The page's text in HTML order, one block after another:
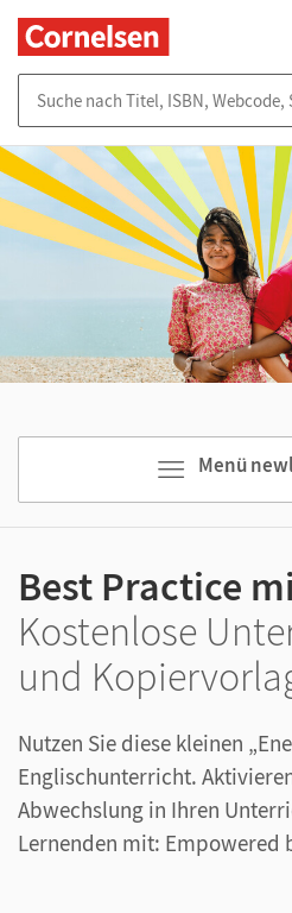
Menü
Best Practice
Kostenlose
und
Nutzen Sie diese kleinen
Englischunterricht.
Abwechslung in Ihren
Lernenden mit: Empowered